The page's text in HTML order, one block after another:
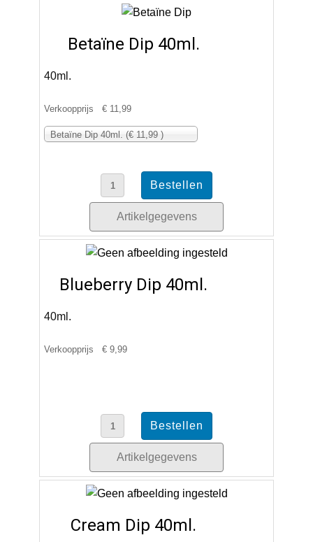
Betaïne Dip 40ml.
40ml.
Verkoopprijs € 11,99
Betaïne Dip 40ml. (€ 11,99 )
Artikelgegevens
Blueberry Dip 40ml.
40ml.
Verkoopprijs € 9,99
Artikelgegevens
Cream Dip 40ml.